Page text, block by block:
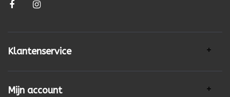
Klantenservice
Mijn account